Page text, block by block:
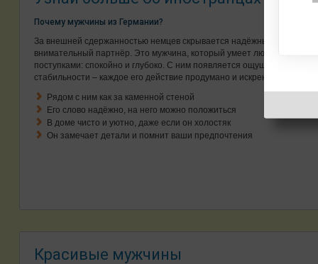
Почему мужчины из Германии?
За внешней сдержанностью немцев скрывается надёжный и
внимательный партнёр. Это мужчина, который умеет любить
поступками: спокойно и глубоко. С ним появляется ощущение
стабильности – каждое его действие продумано и искренне.
Рядом с ним как за каменной стеной
Его слово надёжно, на него можно положиться
В доме чисто и уютно, даже если он холостяк
Он замечает детали и помнит ваши предпочтения
Красивые мужчины